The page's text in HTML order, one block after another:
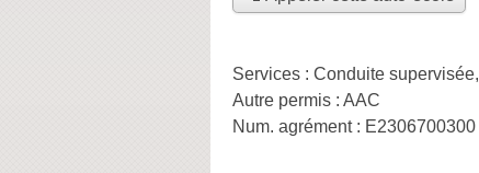
Services : Conduite supervisée,
Autre permis : AAC
Num. agrément : E2306700300